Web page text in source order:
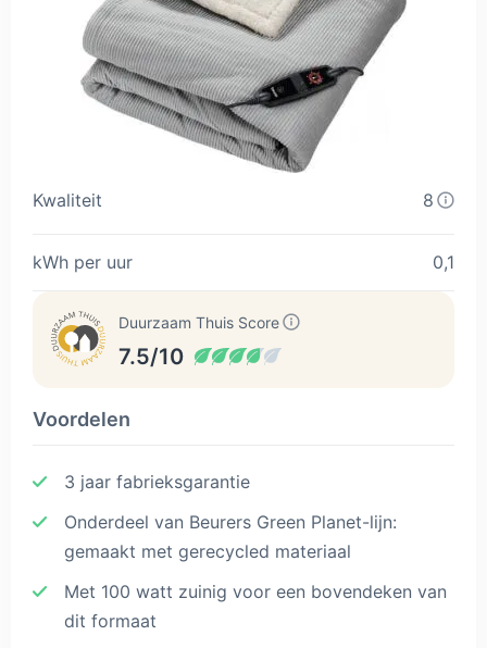
Kwaliteit 8
kWh per uur 0,1
Duurzaam Thuis Score
7.5/10
Voordelen
3 jaar fabrieksgarantie
Onderdeel van Beurers Green Planet-lijn:
gemaakt met gerecycled materiaal
Met 100 watt zuinig voor een bovendeken van
dit formaat